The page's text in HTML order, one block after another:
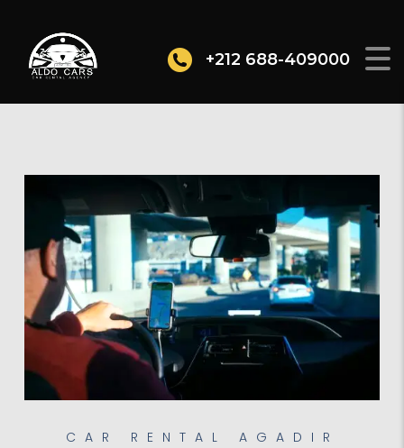
+212 688-409000
CAR RENTAL AGADIR